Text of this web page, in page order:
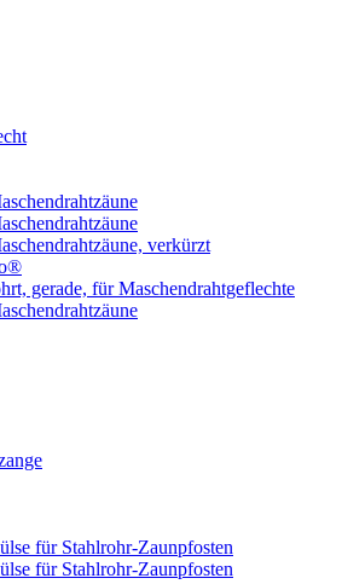
verkürzt
gerade, für Maschendrahtgeflechte
für Stahlrohr-Zaunpfosten
für Stahlrohr-Zaunpfosten